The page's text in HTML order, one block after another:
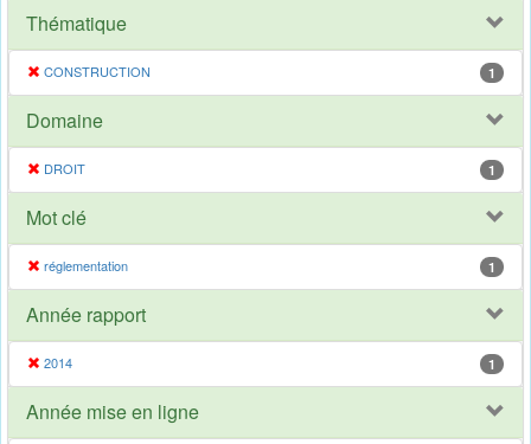
Thématique
CONSTRUCTION 1
Domaine
DROIT 1
Mot clé
réglementation 1
Année rapport
2014 1
Année mise en ligne